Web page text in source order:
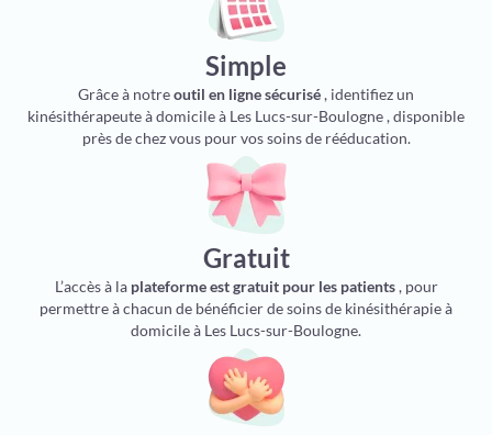
Simple
Grâce à notreoutil en ligne sécurisé, identifiez un
kinésithérapeute à domicile à Les Lucs-sur-Boulogne , disponible
près de chez vous pour vos soins de rééducation.
Gratuit
L’accès à la plateforme est gratuit pour les patients, pour
permettre à chacun de bénéficier de soins de kinésithérapie à
domicile à Les Lucs-sur-Boulogne.